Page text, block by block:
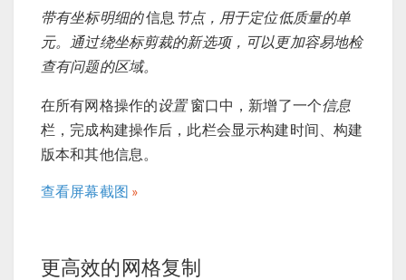
带有坐标明细的信息 节点，用于定位低质量的单
元。通过绕坐标剪裁的新选项，可以更加容易地检
查有问题的区域。
在所有网格操作的设置窗口中，新增了一个信息
栏，完成构建操作后，此栏会显示构建时间、构建
版本和其他信息。
查看屏幕截图
更高效的网格复制